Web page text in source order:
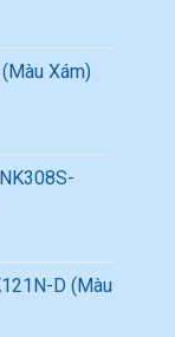
Xám)
D (Màu